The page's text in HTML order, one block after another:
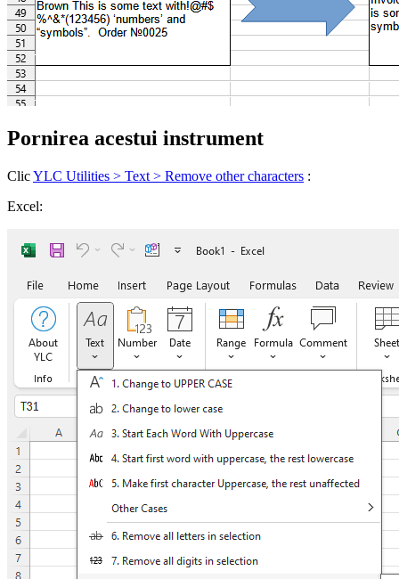
Pornirea acestui instrument
ClicYLC Utilities > Text > Remove other characters :
Excel: